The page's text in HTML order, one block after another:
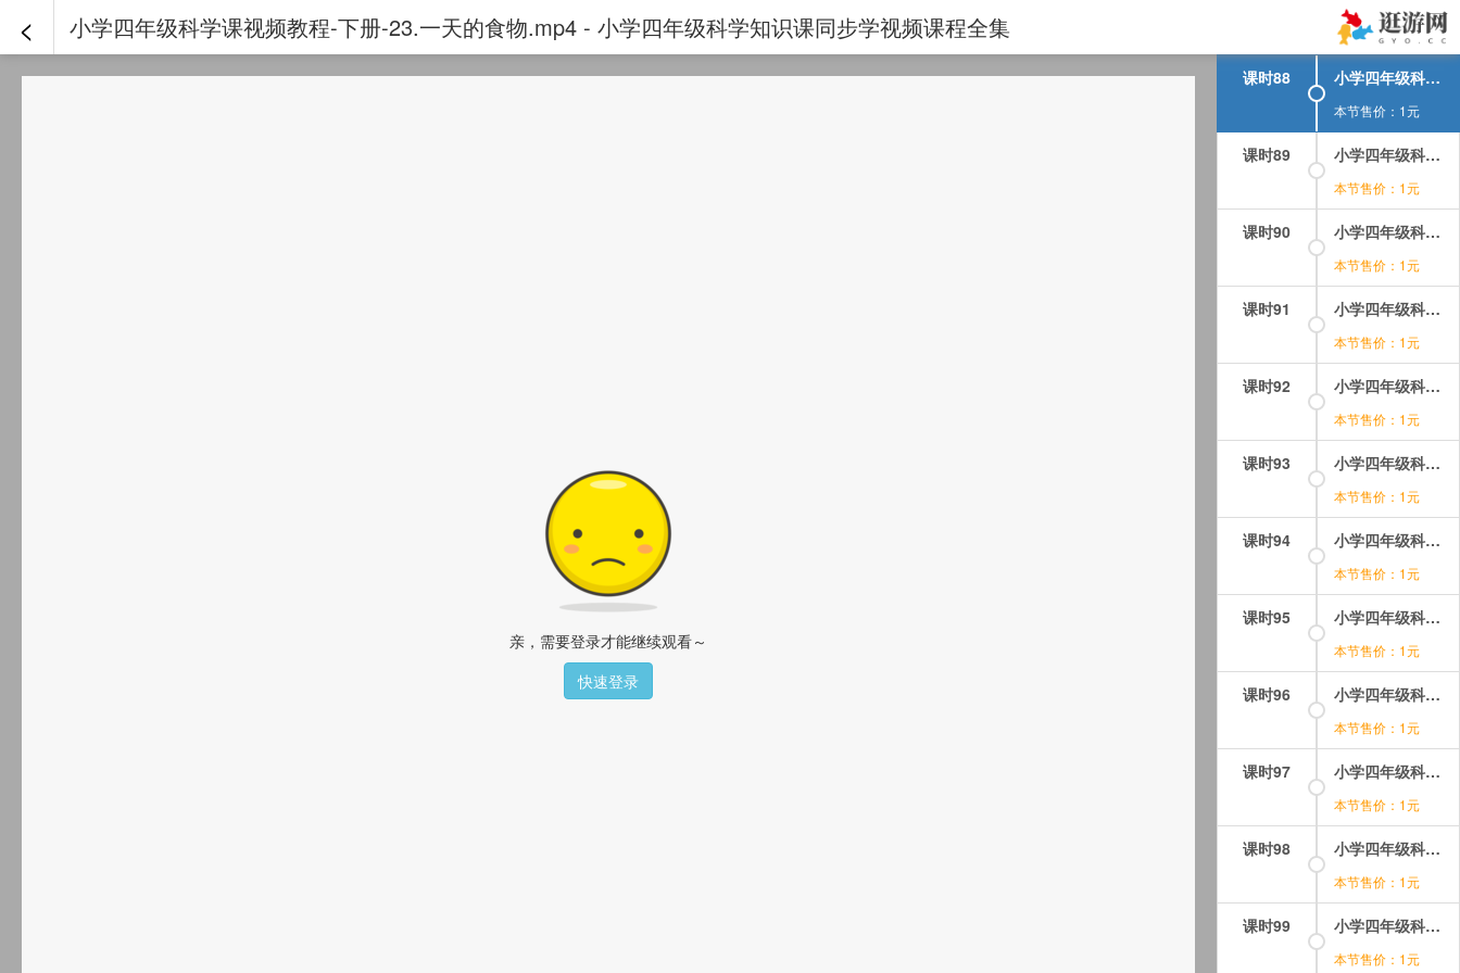
< 小学四年级科学课视频教程-下册-23.一天的食物.mp4 - 小学四年级科学知识课同步学视频课程全集
亲，需要登录才能继续观看～
快速登录
本节售价：1元
课时88 小学四年级科学课视频教程-下册-23.一天的食物.mp4
本节售价：1元
课时89 小学四年级科学课视频教程-下册-24.食物中的营养（一）——糖.mp4
本节售价：1元
课时90 小学四年级科学课视频教程-下册-25.食物中的营养（二）——油脂.mp4
本节售价：1元
课时91 小学四年级科学课视频教程-下册-26.食物中的营养（三）——蛋白质.mp4
本节售价：1元
课时92 小学四年级科学课视频教程-下册-27.营养要均衡.mp4
本节售价：1元
课时93 小学四年级科学课视频教程-下册-28.生的食物和熟的食物.mp4
本节售价：1元
课时94 小学四年级科学课视频教程-下册-29.面包发霉了（一）——观察发霉的面包.mp4
本节售价：1元
课时95 小学四年级科学课视频教程-下册-30.面包发霉了（二）——探究发霉速度.mp4
本节售价：1元
课时96 小学四年级科学课视频教程-下册-31.减慢食物变质速度.mp4
本节售价：1元
课时97 小学四年级科学课视频教程-下册-32.食物包装上的信息.mp4
本节售价：1元
课时98 小学四年级科学课视频教程-下册-33.各种各样的岩石.mp4
本节售价：1元
课时99 小学四年级科学课视频教程-下册-34.认识几种常见的岩石.mp4
本节售价：1元